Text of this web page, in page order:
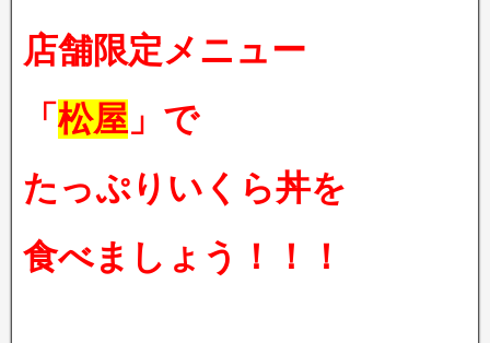
店舗限定メニュー
「 松屋 」で
たっぷりいくら丼を
食べましょう！！！